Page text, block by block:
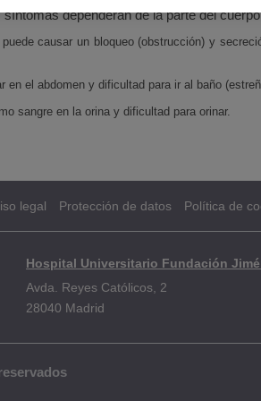
dependerán de la parte del
causar un bloqueo (obstrucción) y
en el abdomen y dificultad para ir al baño
sangre en la orina y dificultad para orinar.
legal Protección de datos Política de
Hospital Universitario Fundación
Avda. Reyes Católicos, 2
28040 Madrid